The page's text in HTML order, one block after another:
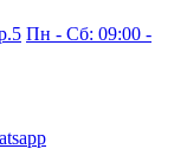
Пн - Сб: 09:00 -